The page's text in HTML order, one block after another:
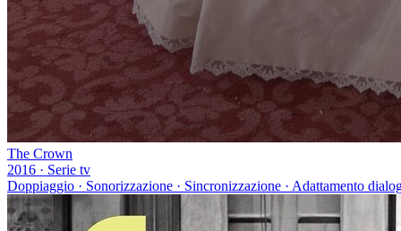
The Crown
2016 · Serie tv
Doppiaggio · Sonorizzazione · Sincronizzazione · Adattamento